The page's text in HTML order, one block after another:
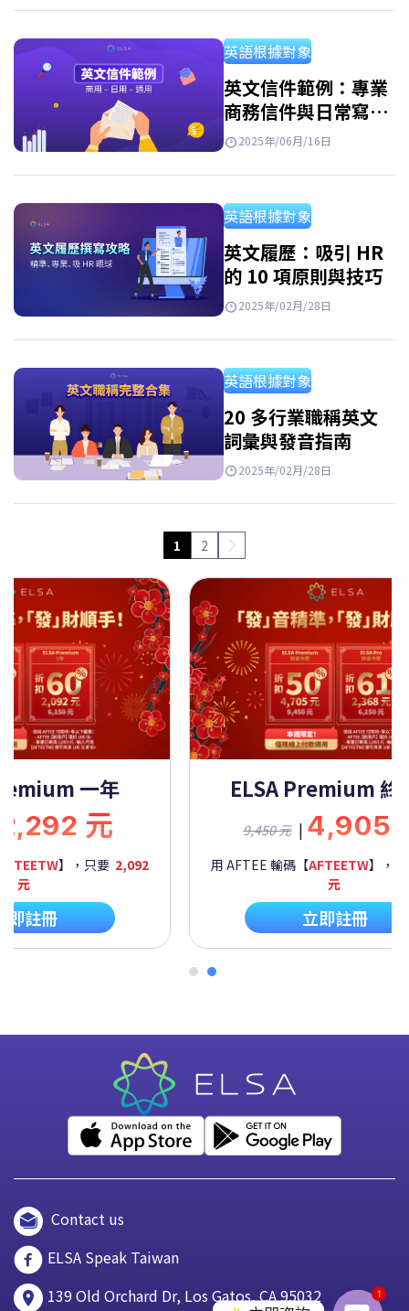
英語根據對象
英文信件範例：專業
商務信件與日常寫給
朋友、家人的信件
2025年/06月/16日
英語根據對象
英文履歷：吸引 HR
的 10 項原則與技巧
2025年/02月/28日
英語根據對象
20 多行業職稱英文
詞彙與發音指南
2025年/02月/28日
1 2
一年
2,292 元
】，只要 2,092
元
即註冊
ELSA Premium 終
9,450 元 | 4,905
用 AFTEE 輸碼【AFTEETW】，
元
立即註冊
Contact us
ELSA Speak Taiwan
139 Old Orchard Dr, Los Gatos, CA 95032
1